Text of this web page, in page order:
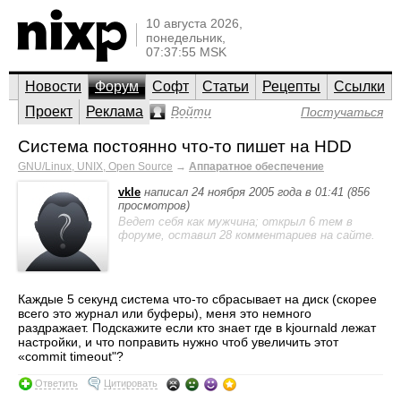
10 августа 2026,
понедельник,
07:37:55 MSK
Новости Форум Софт Статьи Рецепты
Ссылки
Проект
Реклама Войти Постучаться
Система постоянно что-то пишет на HDD
GNU/Linux, UNIX, Open Source → Аппаратное обеспечение
vkle написал 24 ноября 2005 года в 01:41 (856
просмотров)
Ведет себя как мужчина; открыл 6 тем в
форуме, оставил 28 комментариев на сайте.
Каждые 5 секунд система что-то сбрасывает на диск (скорее
всего это журнал или буферы), меня это немного
раздражает. Подскажите если кто знает где в kjournald лежат
настройки, и что поправить нужно чтоб увеличить этот
«commit timeout"?
Ответить Цитировать